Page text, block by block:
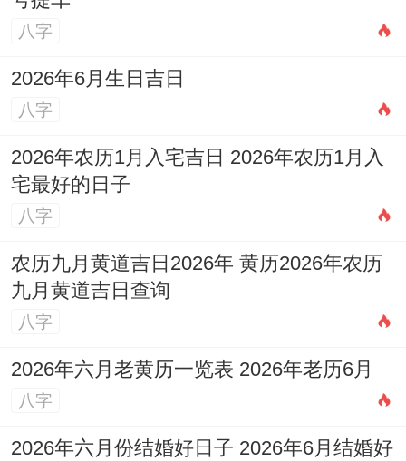
安香、修造、动土、上梁、开市、交易、立
券、移徙等。
4.吉日的共同特征 同你的出行目的
说真的;上述吉日的“宜”项中我们能够发现部
分共同点:它们大多不独…还“宜出行”- 还常
常共同“宜”嫁娶、纳采（提亲）、移徙（搬
家）、入宅（迁入新居）、开市（开业）、
修造（动土）等首要事项。
事皆宜”或“诸事顺遂”的好日子。
八字
2026年6月生日吉日
八字
2026年农历1月入宅吉日 2026年农历1月入
宅最好的日子
八字
农历九月黄道吉日2026年 黄历2026年农历
九月黄道吉日查询
八字
2026年六月老黄历一览表 2026年老历6月
八字
2026年六月份结婚好日子 2026年6月结婚好